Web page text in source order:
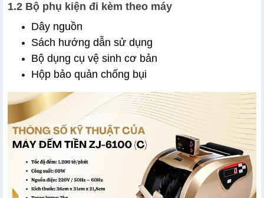
1.2 Bộ phụ kiện đi kèm theo máy
Dây nguồn
Sách hướng dẫn sử dụng
Bộ dụng cụ vệ sinh cơ bản
Hộp bảo quản chống bụi